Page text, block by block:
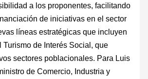
a los proponentes, facilitando
de iniciativas en el sector
líneas estratégicas que incluyen
Turismo de Interés Social, que
sectores poblacionales. Para Luis
de Comercio, Industria y